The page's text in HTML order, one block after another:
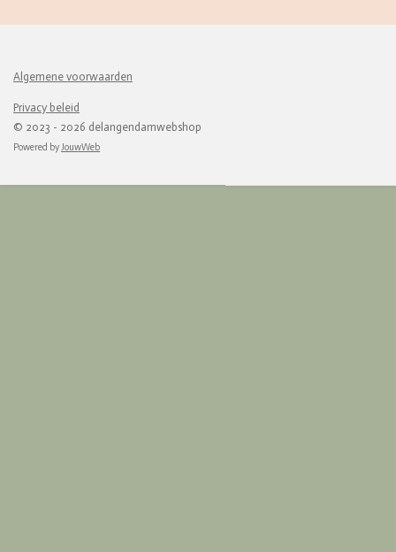
Algemene voorwaarden
Privacy beleid
© 2023 - 2026 delangendamwebshop
Powered byJouwWeb